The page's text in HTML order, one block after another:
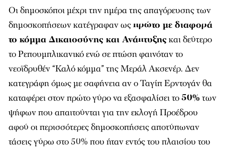
Οι δημοσκόποι μέχρι την ημέρα της απαγόρευσης των
δημοσκοπήσεων κατέγραφαν ωςπρώτο με διαφορά
το κόμμα Δικαιοσύνης και Ανάπτυξηςκαι δεύτερο
το Ρεπουμπλικανικό ενώ σε πτώση φαινόταν το
νεοϊδρυθέν “Καλό κόμμα” της Μεράλ Ακσενέρ. Δεν
κατεγράφη όμως με σαφήνεια αν ο Ταγίπ Ερντογάν θα
καταφέρει στον πρώτο γύρο να εξασφαλίσει το50% των
ψήφων που απαιτούνται για την εκλογή Προέδρου
αφού οι περισσότερες δημοσκοπήσεις αποτύπωναν
τάσεις γύρω στο 50% που ήταν εντός του πλαισίου του